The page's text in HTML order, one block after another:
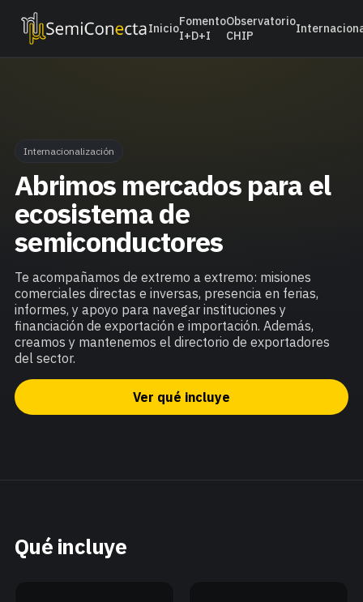
InicioFomento
I+D+I
Observatorio
CHIP
Internacionalización
Abrimos mercados para el
ecosistema de
semiconductores
Te acompañamos de extremo a extremo: misiones
comerciales directas e inversas, presencia en ferias,
informes, y apoyo para navegar instituciones y
financiación de exportación e importación. Además,
creamos y mantenemos el directorio de exportadores
del sector.
Ver qué incluye
Qué incluye